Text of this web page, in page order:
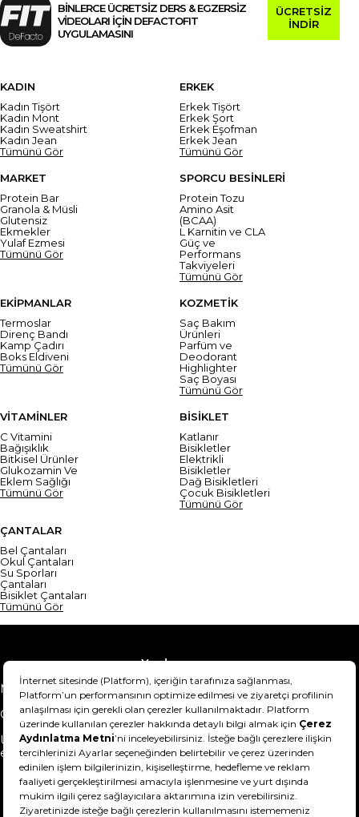
BİNLERCE ÜCRETSİZ DERS & EGZERSİZ
VİDEOLARI İÇİN DEFACTOFIT
UYGULAMASINI
ÜCRETSİZ
İNDİR
KADIN
Kadın Tişört
Kadın Mont
Kadın Sweatshirt
Kadın Jean
Tümünü Gör
ERKEK
Erkek Tişört
Erkek Şort
Erkek Eşofman
Erkek Jean
Tümünü Gör
MARKET
Protein Bar
Granola & Müsli
Glutensiz
Ekmekler
Yulaf Ezmesi
Tümünü Gör
SPORCU BESİNLERİ
Protein Tozu
Amino Asit
(BCAA)
L Karnitin ve CLA
Güç ve
Performans
Takviyeleri
Tümünü Gör
EKİPMANLAR
Termoslar
Direnç Bandı
Kamp Çadırı
Boks Eldiveni
Tümünü Gör
KOZMETİK
Saç Bakım
Ürünleri
Parfüm ve
Deodorant
Highlighter
Saç Boyası
Tümünü Gör
VİTAMİNLER
C Vitamini
Bağışıklık
Bitkisel Ürünler
Glukozamin Ve
Eklem Sağlığı
Tümünü Gör
BİSİKLET
Katlanır
Bisikletler
Elektrikli
Bisikletler
Dağ Bisikletleri
Çocuk Bisikletleri
Tümünü Gör
ÇANTALAR
Bel Çantaları
Okul Çantaları
Su Sporları
Çantaları
Bisiklet Çantaları
Tümünü Gör
Yardım
Mesafeli Satış Sözleşmesi
Teslimat Bilgisi
Gizlilik Sözleşmesi
Şartlar & Koşullar
Ürünümü nasıl iade
edebilirim?
Hakkımızda